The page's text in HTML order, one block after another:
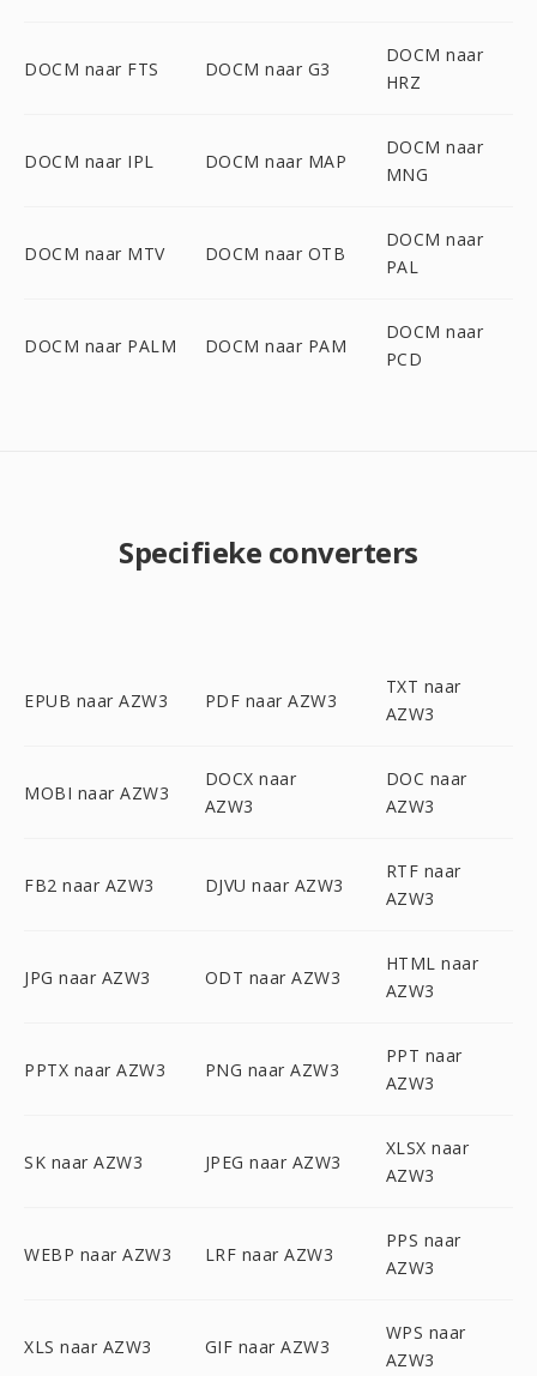
DOCM naar FTS DOCM naar G3
DOCM naar
HRZ
DOCM naar IPL DOCM naar MAP
DOCM naar
MNG
DOCM naar MTV DOCM naar OTB
DOCM naar
PAL
DOCM naar PALM DOCM naar PAM
DOCM naar
PCD
Specifieke converters
EPUB naar AZW3 PDF naar AZW3
TXT naar
AZW3
MOBI naar AZW3
DOCX naar
AZW3
DOC naar
AZW3
FB2 naar AZW3 DJVU naar AZW3
RTF naar
AZW3
JPG naar AZW3 ODT naar AZW3
HTML naar
AZW3
PPTX naar AZW3 PNG naar AZW3
PPT naar
AZW3
SK naar AZW3 JPEG naar AZW3
XLSX naar
AZW3
WEBP naar AZW3 LRF naar AZW3
PPS naar
AZW3
XLS naar AZW3 GIF naar AZW3
WPS naar
AZW3